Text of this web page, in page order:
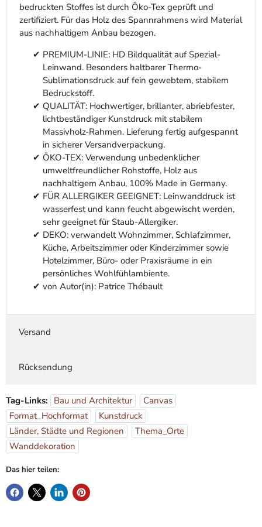
bedruckten Stoffes ist durch Öko-Tex geprüft und
zertifiziert. Für das Holz des Spannrahmens wird Material
aus nachhaltigem Anbau bezogen.
PREMIUM-LINIE: HD Bildqualität auf Spezial-
Leinwand. Besonders haltbarer Thermo-
Sublimationsdruck auf fein gewebtem, stabilem
Bedruckstoff.
QUALITÄT: Hochwertiger, brillanter, abriebfester,
lichtbeständiger Kunstdruck mit stabilem
Massivholz-Rahmen. Lieferung fertig aufgespannt
in sicherer Versandverpackung.
ÖKO-TEX: Verwendung unbedenklicher
umweltfreundlicher Rohstoffe, Holz aus
nachhaltigem Anbau, 100% Made in Germany.
FÜR ALLERGIKER GEEIGNET: Leinwanddruck ist
wasserfest und kann feucht abgewischt werden,
sehr geeignet für Staub-Allergiker.
DEKO: verwandelt Wohnzimmer, Schlafzimmer,
Küche, Arbeitszimmer oder Kinderzimmer sowie
Hotelzimmer, Büro- oder Praxisräume in ein
persönliches Wohlfühlambiente.
von Autor(in): Patrice Thébault
Versand
Rücksendung
Tag-Links: Bau und Architektur
Canvas
Format_Hochformat
Kunstdruck
Länder, Städte und Regionen
Thema_Orte
Wanddekoration
Das hier teilen: